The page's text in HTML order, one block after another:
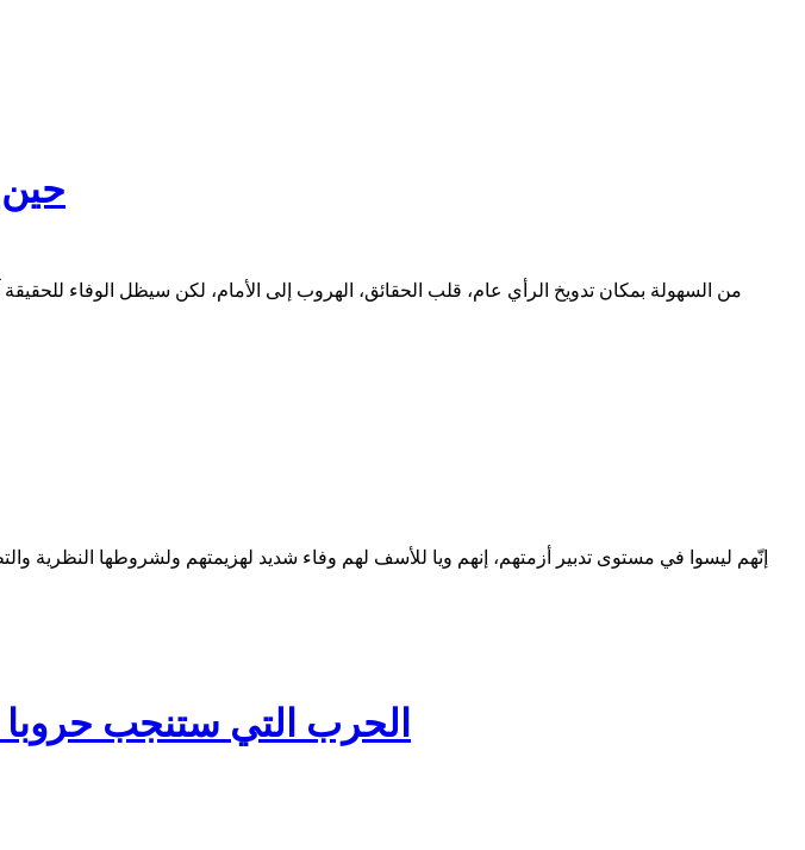
من السهولة بمكان تدويخ الرأي عام، قلب الحقائق، الهروب إلى الأمام، لكن سيظل الوفاء
إنّهم ليسوا في مستوى تدبير أزمتهم، إنهم ويا للأسف لهم وفاء شديد لهزيمتهم ولشروطها النظرية
الحرب التي ستنجب